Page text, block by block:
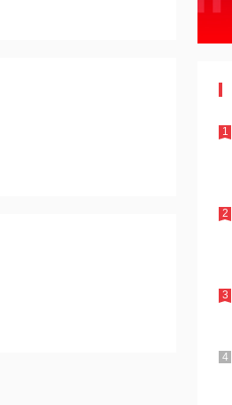
1
2
3
4